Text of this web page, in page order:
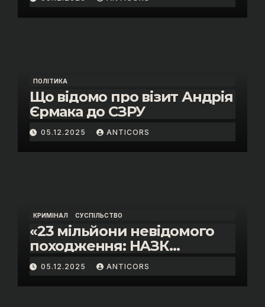
Скороход у справі про
«санкційний підкуп»
ПОЛІТИКА
Що відомо про візит Андрія
Єрмака до СЗРУ
05.12.2025 ANTICORS
КРИМІНАЛ СУСПІЛЬСТВО
«23 мільйони невідомого
походження: НАЗК
викрило розкішне життя
інспектора митниці “Тиса”
Василя Пупени»
05.12.2025 ANTICORS